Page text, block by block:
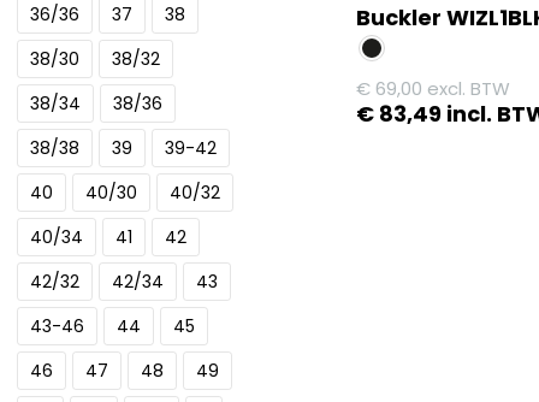
36/36
37
38
38/30
38/32
38/34
38/36
38/38
39
39-42
40
40/30
40/32
40/34
41
42
42/32
42/34
43
43-46
44
45
46
47 48
49
de
productpagina
Buckler
€ 69,00 excl. BTW
€ 83,49 incl.